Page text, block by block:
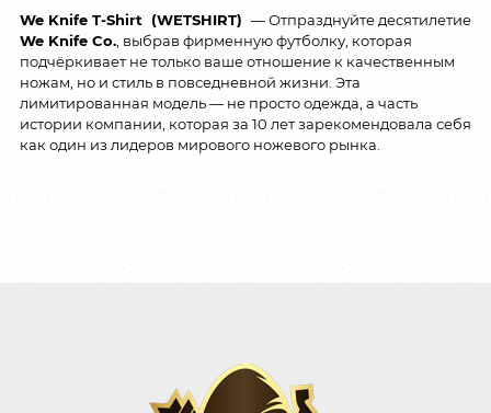
We Knife T-Shirt (WETSHIRT) — Отпразднуйте десятилетие
We Knife Co. , выбрав фирменную футболку, которая
подчёркивает не только ваше отношение к качественным
ножам, но и стиль в повседневной жизни. Эта
лимитированная модель — не просто одежда, а часть
истории компании, которая за 10 лет зарекомендовала себя
как один из лидеров мирового ножевого рынка.